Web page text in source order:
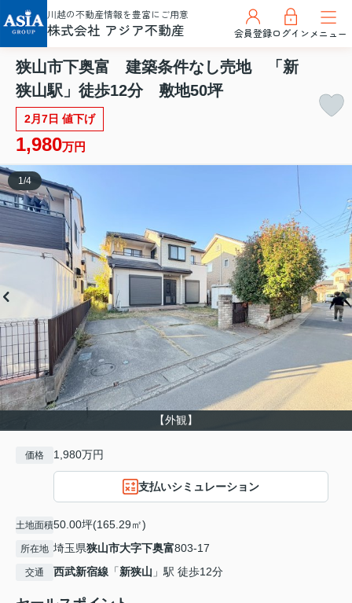
川越の不動産情報を豊富にご用意
株式会社 アジア不動産 会員登録ログインメニュー
狭山市下奥富 建築条件なし売地 「新
狭山駅」徒歩12分 敷地50坪
2月7日 値下げ
1,980万円
【外観】
1/4
価格 1,980万円
支払いシミュレーション
土地面積50.00坪(165.29㎡)
所在地 埼玉県狭山市大字下奥富803-17
交通 西武新宿線 「新狭山 」駅 徒歩12分